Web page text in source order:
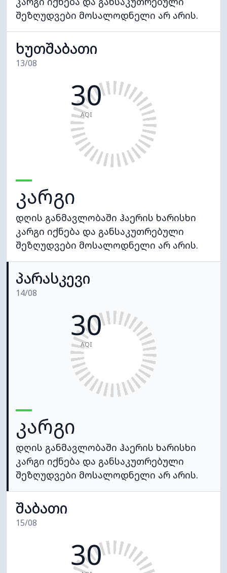
შეზღუდვები მოსალოდნელი არ არის.
ხუთშაბათი
13/08
30
AQI
კარგი
დღის განმავლობაში ჰაერის ხარისხი
კარგი იქნება და განსაკუთრებული
შეზღუდვები მოსალოდნელი არ არის.
პარასკევი
14/08
30
AQI
კარგი
დღის განმავლობაში ჰაერის ხარისხი
კარგი იქნება და განსაკუთრებული
შეზღუდვები მოსალოდნელი არ არის.
შაბათი
15/08
30